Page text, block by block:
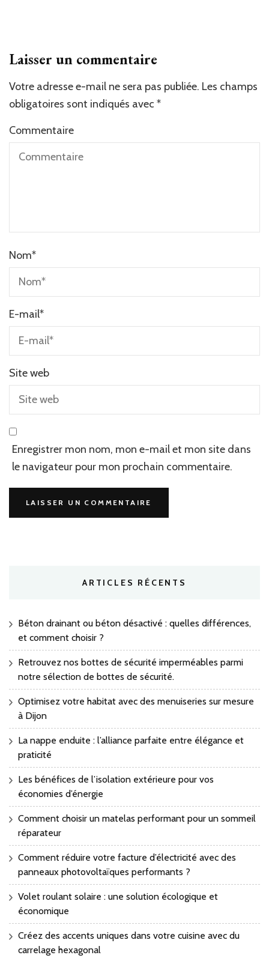
Laisser un commentaire
Votre adresse e-mail ne sera pas publiée. Les champs
obligatoires sont indiqués avec *
Commentaire
Nom*
E-mail*
Site web
Enregistrer mon nom, mon e-mail et mon site dans
le navigateur pour mon prochain commentaire.
ARTICLES RÉCENTS
Béton drainant ou béton désactivé : quelles différences,
et comment choisir ?
Retrouvez nos bottes de sécurité imperméables parmi
notre sélection de bottes de sécurité.
Optimisez votre habitat avec des menuiseries sur mesure
à Dijon
La nappe enduite : l’alliance parfaite entre élégance et
praticité
Les bénéfices de l’isolation extérieure pour vos
économies d’énergie
Comment choisir un matelas performant pour un sommeil
réparateur
Comment réduire votre facture d’électricité avec des
panneaux photovoltaïques performants ?
Volet roulant solaire : une solution écologique et
économique
Créez des accents uniques dans votre cuisine avec du
carrelage hexagonal